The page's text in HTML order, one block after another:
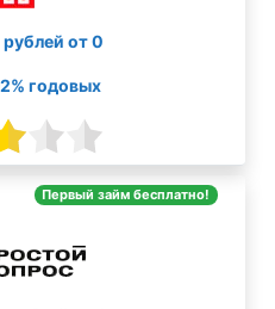
от 0
годовых
Первый займ бесплатно!